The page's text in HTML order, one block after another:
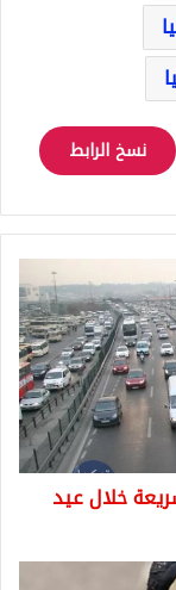
نسخ الرابط
خلال عيد